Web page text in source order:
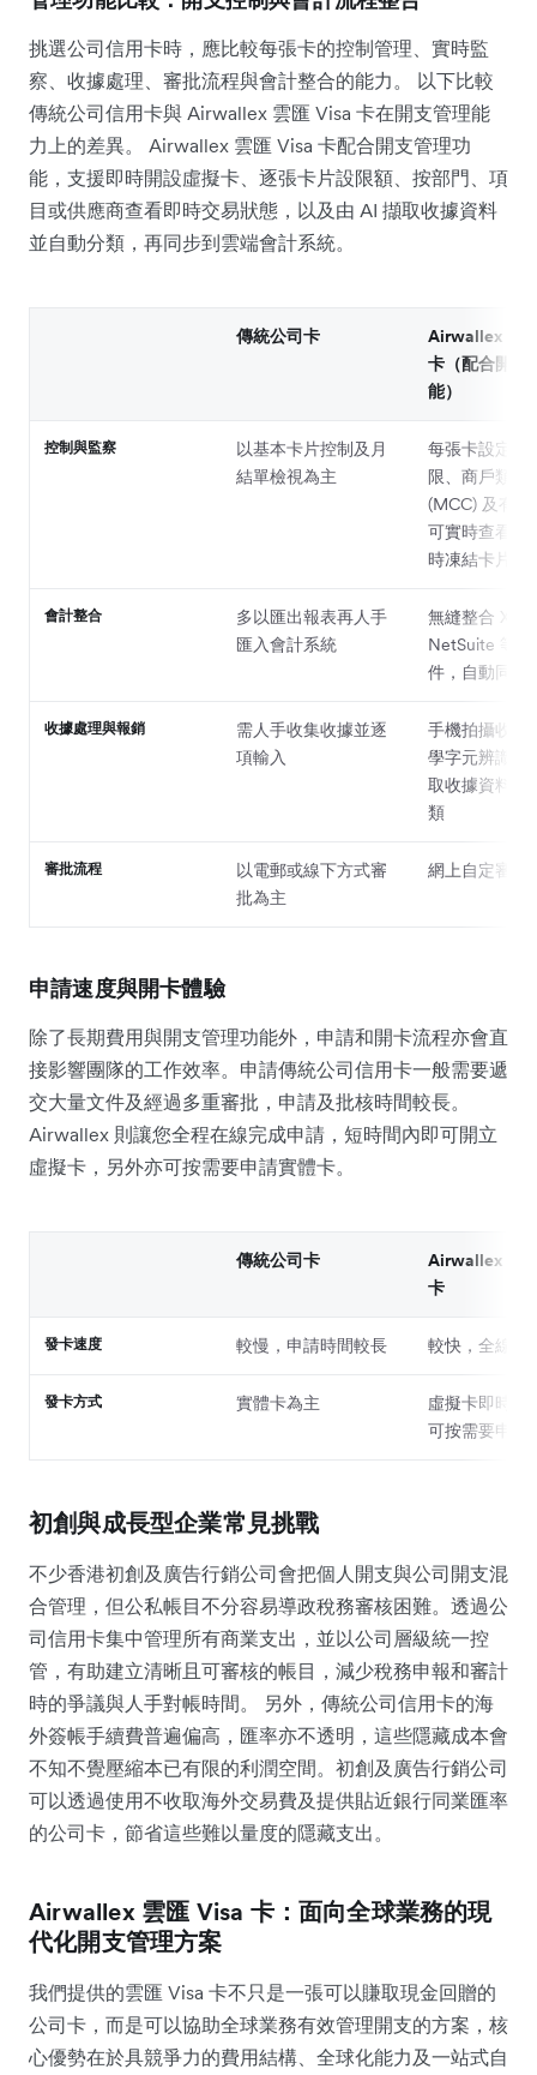
挑選公司信用卡時，應比較每張卡的控制管理、實時監
察、收據處理、審批流程與會計整合的能力。 以下比較
傳統公司信用卡與 Airwallex 雲匯 Visa 卡在開支管理能
力上的差異。 Airwallex 雲匯 Visa 卡配合開支管理功
能，支援即時開設虛擬卡、逐張卡片設限額、按部門、項
目或供應商查看即時交易狀態，以及由 AI 擷取收據資料
並自動分類，再同步到雲端會計系統。
傳統公司卡
Airwallex 雲
卡（配合開支
能）
控制與監察
以基本卡片控制及月
結單檢視為主
每張卡設定消
限、商戶類別
(MCC) 及有效
可實時查看交
時凍結卡片
會計整合
多以匯出報表再人手
匯入會計系統
無縫整合
NetSuite 等會
件，自動同步
收據處理與報銷
需人手收集收據並逐
項輸入
手機拍攝收據
學字元辨識
取收據資料並
類
審批流程
以電郵或線下方式審
批為主
網上自定審批
申請速度與開卡體驗
除了長期費用與開支管理功能外，申請和開卡流程亦會直
接影響團隊的工作效率。申請傳統公司信用卡一般需要遞
交大量文件及經過多重審批，申請及批核時間較長。
Airwallex 則讓您全程在線完成申請，短時間內即可開立
虛擬卡，另外亦可按需要申請實體卡。
傳統公司卡
Airwallex 雲
卡
發卡速度 較慢，申請時間較長 較快，全線上
發卡方式 實體卡為主
虛擬卡即時開
可按需要申請
初創與成長型企業常見挑戰
不少香港初創及廣告行銷公司會把個人開支與公司開支混
合管理，但公私帳目不分容易導政稅務審核困難。透過公
司信用卡集中管理所有商業支出，並以公司層級統一控
管，有助建立清晰且可審核的帳目，減少稅務申報和審計
時的爭議與人手對帳時間。 另外，傳統公司信用卡的海
外簽帳手續費普遍偏高，匯率亦不透明，這些隱藏成本會
不知不覺壓縮本已有限的利潤空間。初創及廣告行銷公司
可以透過使用不收取海外交易費及提供貼近銀行同業匯率
的公司卡，節省這些難以量度的隱藏支出。
Airwallex 雲匯 Visa 卡：面向全球業務的現
代化開支管理方案
我們提供的雲匯 Visa 卡不只是一張可以賺取現金回贈的
公司卡，而是可以協助全球業務有效管理開支的方案，核
心優勢在於具競爭力的費用結構、全球化能力及一站式自